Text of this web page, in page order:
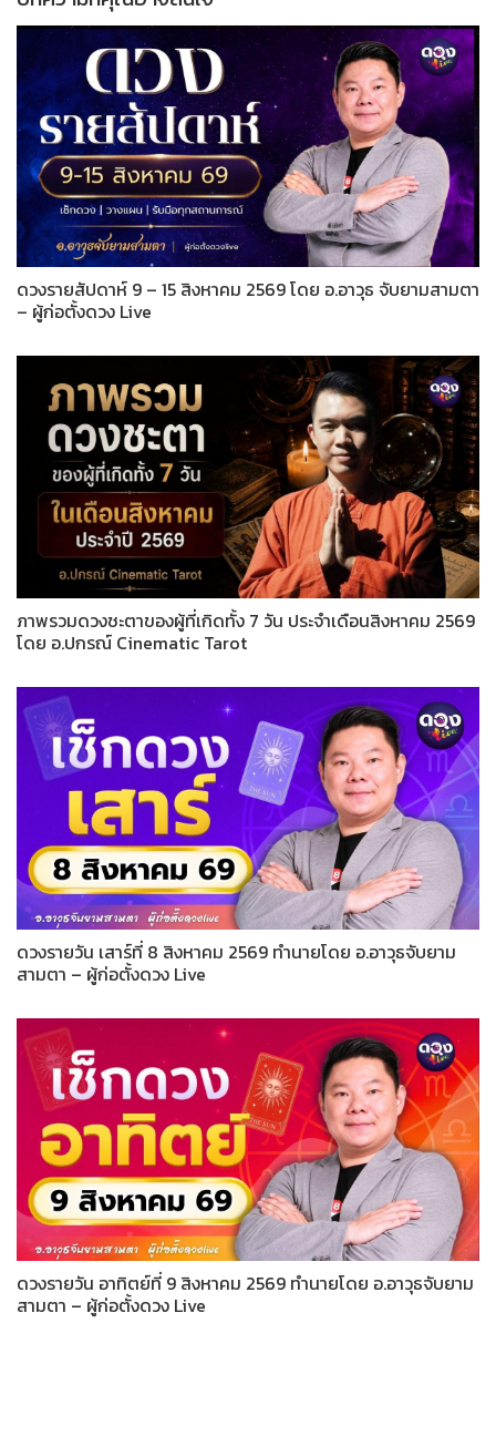
ดวงรายสัปดาห์ 9 – 15 สิงหาคม 2569 โดย อ.อาวุธ จับยามสามตา
– ผู้ก่อตั้งดวง Live
ภาพรวมดวงชะตาของผู้ที่เกิดทั้ง 7 วัน ประจำเดือนสิงหาคม 2569
โดย อ.ปกรณ์ Cinematic Tarot
ดวงรายวัน เสาร์ที่ 8 สิงหาคม 2569 ทำนายโดย อ.อาวุธจับยาม
สามตา – ผู้ก่อตั้งดวง Live
ดวงรายวัน อาทิตย์ที่ 9 สิงหาคม 2569 ทำนายโดย อ.อาวุธจับยาม
สามตา – ผู้ก่อตั้งดวง Live